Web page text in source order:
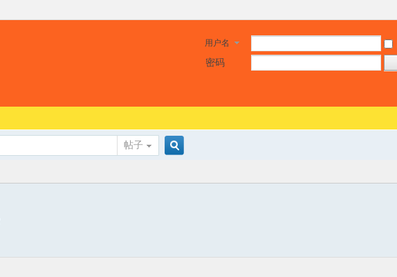
用户名
密码
帖子